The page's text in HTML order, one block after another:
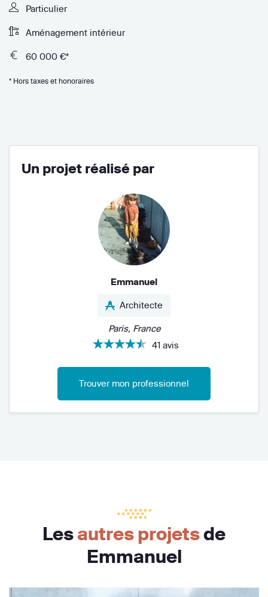
Particulier
Aménagement intérieur
60 000 €*
* Hors taxes et honoraires
Un projet réalisé par
Emmanuel
Architecte
Paris, France
41 avis
Trouver mon professionnel
Lesautres projetsde
Emmanuel